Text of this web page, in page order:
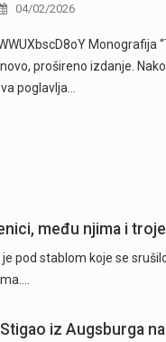
04/02/2026
Monografija
prošireno izdanje.
poglavlja…
među njima i
pod stablom koje se
iz Augsburga